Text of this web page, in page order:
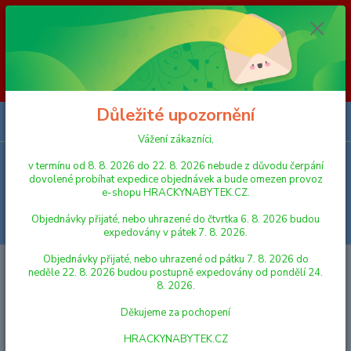
Vážení zákazníci, v termínu od 8. 8. 2026 do 23. 8. 2026 nebude z
důvodu čerpání dovolené probíhat expedice objednávek a bude omezen
provoz e-shopu HRACKYNABYTEK.CZ. Objednávky přijaté, nebo
uhrazené do čtvrtka 6. 8. 2026 budou expedovány v pátek 7. 8. 2026.
Objednávky přijaté, nebo uhrazené od pátku 7. 8. 2026 do neděle 23. 8.
2026 budou postupně expedovány od pondělí 24. 8. 2026. Děkujeme za
pochopení HRACKYNABYTEK.CZ
Menu
Hledat
FIGURKY A ZVÍŘÁTKA
Kids Globe 610188 Horses stáj pro koně
dřevěná 62x43x22cm 1:32 růžová v krabičce
Kids Globe 610188 Horses stáj
pro koně dřevěná 62x43x22cm
Důležité upozornění
Vážení zákazníci,
v termínu od 8. 8. 2026 do 22. 8. 2026 nebude z důvodu čerpání
dovolené probíhat expedice objednávek a bude omezen provoz
e-shopu HRACKYNABYTEK.CZ.
Objednávky přijaté, nebo uhrazené do čtvrtka 6. 8. 2026 budou
expedovány v pátek 7. 8. 2026.
Objednávky přijaté, nebo uhrazené od pátku 7. 8. 2026 do
neděle 22. 8. 2026 budou postupně expedovány od pondělí 24.
8. 2026.
Děkujeme za pochopení
HRACKYNABYTEK.CZ